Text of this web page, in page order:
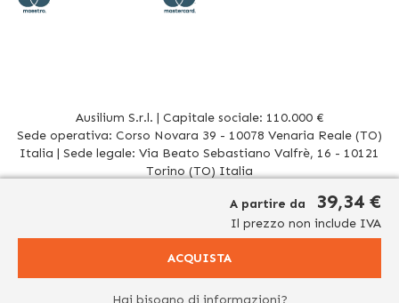
A partire da 39,34 €
Il prezzo non include IVA
ACQUISTA
Hai bisogno di informazioni?
Ausilium S.r.l. | Capitale sociale: 110.000 €
Sede operativa: Corso Novara 39 - 10078 Venaria Reale (TO)
Italia | Sede legale: Via Beato Sebastiano Valfrè, 16 - 10121
Torino (TO) Italia
info@ausilium.it
Relativamente ai prodotti venduti da Ausilium S.r.l. ed aventi la seguente natura:
significa che: tutti i contenuti del dominio www.ausilium.it/ relativi a tali prodotti (testi,
informativa e volti esclusivamente a portare a conoscenza dei clienti e dei potenziali